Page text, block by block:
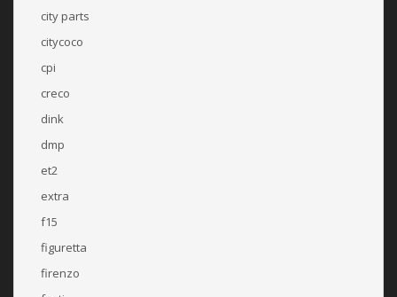
city parts
citycoco
cpi
creco
dink
dmp
et2
extra
f15
figuretta
firenzo